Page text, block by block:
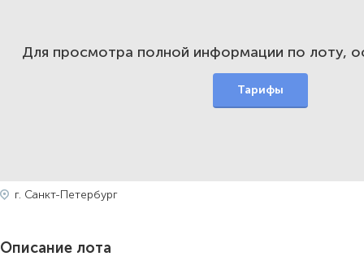
Для просмотра полной информации по лоту,
Тарифы
г. Санкт-Петербург
Описание лота